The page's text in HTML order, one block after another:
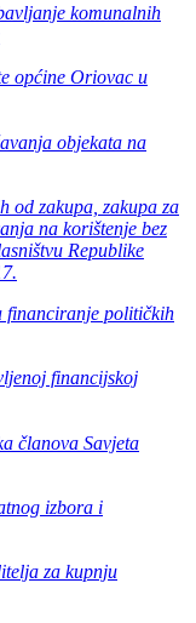
komunalnih
općine Oriovac u
objekata na
od zakupa, zakupa za
na korištenje bez
Republike
financiranje političkih
financijskoj
članova Savjeta
izbora i
za kupnju